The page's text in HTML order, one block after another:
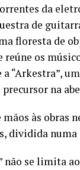
da
de
floresta de
reúne os
a “Arkestra”,
na
às obras
dividida numa
não se limita